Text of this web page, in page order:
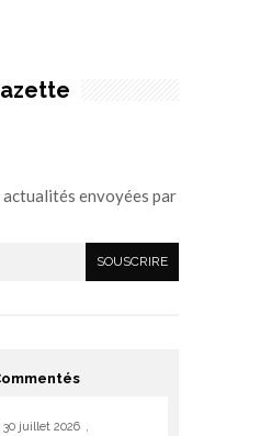
envoyées par
30 juillet 2026 ,